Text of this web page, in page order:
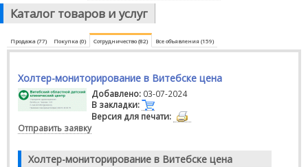
Каталог товаров и услуг
Продажа (77) Покупка (0) Сотрудничество (82) Все объявления (159)
Холтер-мониторирование в Витебске цена
Добавлено: 03-07-2024
В закладки:
Версия для печати:
Отправить заявку
Холтер-мониторирование в Витебске цена